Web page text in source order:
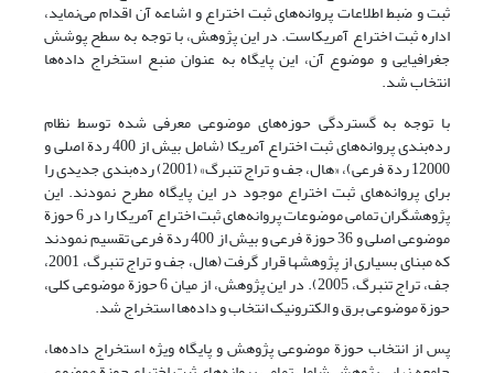
ثبت و ضبط اطلاعات پروانه‌های ثبت اختراع و اشاعه آن اقدام می‌نماید،
اداره ثبت اختراع آمریکاست. در این پژوهش، با توجه به سطح پوشش
جغرافیایی و موضوع آن، این پایگاه به عنوان منبع استخراج داده‌ها
انتخاب شد.
با توجه به گستردگی حوزه‌های موضوعی معرفی شده توسط نظام
رده‌بندی پروانه‌های ثبت اختراع آمریکا (شامل بیش از 400 ردة اصلی و
12000 ردة فرعی)، «هال، جف و تراج تنبرگ» (2001) رده‌بندی جدیدی را
برای پروانه‌های ثبت اختراع موجود در این پایگاه مطرح نمودند. این
پژوهشگران تمامی موضوعات پروانه‌های ثبت اختراع آمریکا را در 6 حوزة
موضوعی اصلی و 36 حوزة فرعی و بیش از 400 ردة فرعی تقسیم نمودند
که مبنای بسیاری از پژوهشها قرار گرفت (هال، جف و تراج تنبرگ، 2001،
جف، تراج تنبرگ، 2005). در این پژوهش، از میان 6 حوزة موضوعی کلی،
حوزة موضوعی برق و الکترونیک انتخاب و داده‌ها استخراج شد.
پس از انتخاب حوزة موضوعی پژوهش و پایگاه ویژه استخراج داده‌ها،